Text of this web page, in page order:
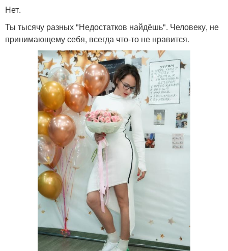
Нет.
Ты тысячу разных "Недостатков найдёшь". Человеку, не
принимающему себя, всегда что-то не нравится.